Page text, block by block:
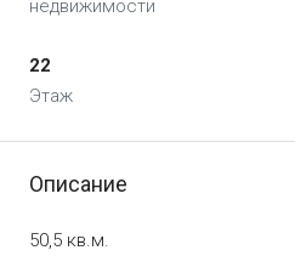
недвижимости
22
Этаж
Описание
50,5 кв.м.